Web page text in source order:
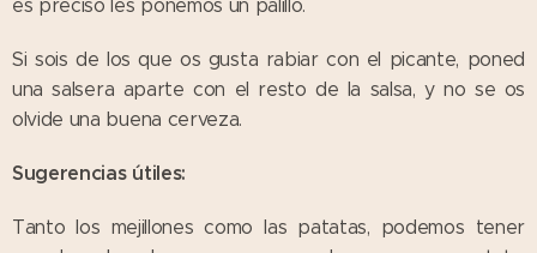
es preciso les ponemos un palillo.
Si sois de los que os gusta rabiar con el picante, poned
una salsera aparte con el resto de la salsa, y no se os
olvide una buena cerveza.
Sugerencias útiles:
Tanto los mejillones como las patatas, podemos tener